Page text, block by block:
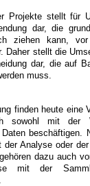
Projekte stellt für
dar, die
ziehen kann,
Daher stellt die
dar, die auf
muss.
finden heute eine
sowohl mit der
beschäftigen.
Analyse oder
dazu auch
mit der